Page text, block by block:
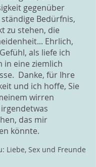
gegenüber
Bedürfnis,
zu stehen, die
Ehrlich,
als liefe ich
in eine ziemlich
Danke, für Ihre
und ich hoffe, Sie
wirren
das mir
könnte.
Liebe, Sex und Freunde